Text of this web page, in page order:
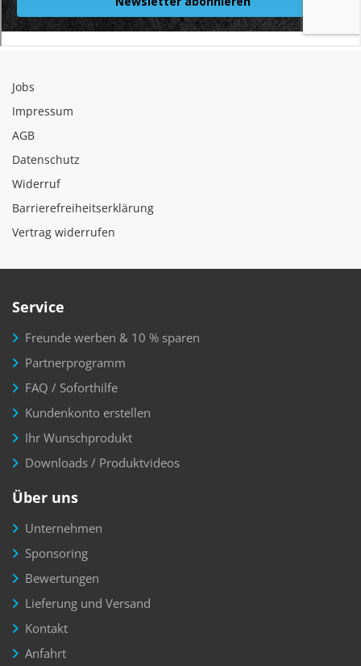
Jobs
Impressum
AGB
Datenschutz
Widerruf
Barrierefreiheitserklärung
Vertrag widerrufen
Service
Freunde werben & 10 % sparen
Partnerprogramm
FAQ / Soforthilfe
Kundenkonto erstellen
Ihr Wunschprodukt
Downloads / Produktvideos
Über uns
Unternehmen
Sponsoring
Bewertungen
Lieferung und Versand
Kontakt
Anfahrt